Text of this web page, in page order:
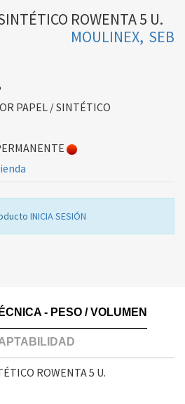
ROWENTA 5 U.
MOULINEX, SEB
PAPEL / SINTÉTICO
INICIA SESIÓN
- PESO / VOLUMEN
ROWENTA 5 U.